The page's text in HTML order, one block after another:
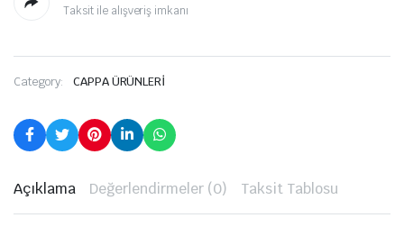
Taksit ile alışveriş imkanı
Category: CAPPA ÜRÜNLERİ
Açıklama Değerlendirmeler (0) Taksit Tablosu